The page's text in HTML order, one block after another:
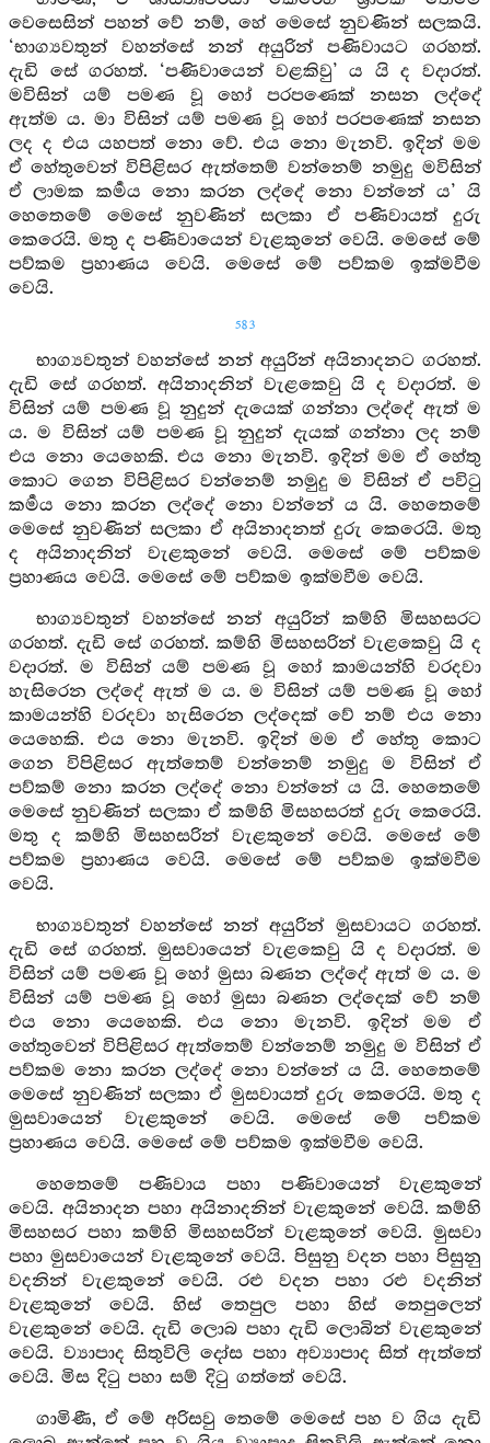
වෙසෙසින් පහන් වේ නම්, හේ මෙසේ නුවණින් සලකයි.
‘භාග්‍යවතුන් වහන්සේ නන් අයුරින් පණිවායට ගරහත්.
දැඩි සේ ගරහත්. ‘පණිවායෙන් වළකිවු’ ය යි ද වදාරත්.
මවිසින් යම් පමණ වූ හෝ පරපණෙක් නසන ලද්දේ
ඇත්ම ය. මා විසින් යම් පමණ වූ හෝ පරපණෙක් නසන
ලද ද එය යහපත් නො වේ. එය නො මැනවි. ඉදින් මම
ඒ හේතුවෙන් විපිළිසර ඇත්තෙම් වන්නෙම් නමුදු මවිසින්
ඒ ලාමක කර්‍මය නො කරන ලද්දේ නො වන්නේ ය’ යි
හෙතෙමේ මෙසේ නුවණින් සලකා ඒ පණිවායත් දුරු
කෙරෙයි. මතු ද පණිවායෙන් වැළකුනේ වෙයි. මෙසේ මේ
පව්කම ප්‍රහාණය වෙයි. මෙසේ මේ පව්කම ඉක්මවීම
වෙයි.
583
භාග්‍යවතුන් වහන්සේ නන් අයුරින් අයිනාදනට ගරහත්.
දැඩි සේ ගරහත්. අයිනාදනින් වැළකෙවු යි ද වදාරත්. ම
විසින් යම් පමණ වූ නුදුන් දැයෙක් ගන්නා ලද්දේ ඇත් ම
ය. ම විසින් යම් පමණ වූ නුදුන් දැයක් ගන්නා ලද නම්
එය නො යෙහෙකි. එය නො මැනවි. ඉදින් මම ඒ හේතු
කොට ගෙන විපිළිසර වන්නෙම් නමුදු ම විසින් ඒ පවිටු
කර්‍මය නො කරන ලද්දේ නො වන්නේ ය යි. හෙතෙමේ
මෙසේ නුවණින් සලකා ඒ අයිනාදනත් දුරු කෙරෙයි. මතු
ද අයිනාදනින් වැළකුනේ වෙයි. මෙසේ මේ පව්කම
ප්‍රහාණය වෙයි. මෙසේ මේ පව්කම ඉක්මවීම වෙයි.
භාග්‍යවතුන් වහන්සේ නන් අයුරින් කම්හි මිසහසරට
ගරහත්. දැඩි සේ ගරහත්. කම්හි මිසහසරින් වැළකෙවු යි ද
වදාරත්. ම විසින් යම් පමණ වූ හෝ කාමයන්හි වරදවා
හැසිරෙන ලද්දේ ඇත් ම ය. ම විසින් යම් පමණ වූ හෝ
කාමයන්හි වරදවා හැසිරෙන ලද්දෙක් වේ නම් එය නො
යෙහෙකි. එය නො මැනවි. ඉදින් මම ඒ හේතු කොට
ගෙන විපිළිසර ඇත්තෙම් වන්නෙම් නමුදු ම විසින් ඒ
පව්කම් නො කරන ලද්දේ නො වන්නේ ය යි. හෙතෙමේ
මෙසේ නුවණින් සලකා ඒ කම්හි මිසහසරත් දුරු කෙරෙයි.
මතු ද කම්හි මිසහසරින් වැළකුනේ වෙයි. මෙසේ මේ
පව්කම ප්‍රහාණය වෙයි. මෙසේ මේ පව්කම ඉක්මවීම
වෙයි.
භාග්‍යවතුන් වහන්සේ නන් අයුරින් මුසවායට ගරහත්.
දැඩි සේ ගරහත්. මුසවායෙන් වැළකෙවු යි ද වදාරත්. ම
විසින් යම් පමණ වූ හෝ මුසා බණන ලද්දේ ඇත් ම ය. ම
විසින් යම් පමණ වූ හෝ මුසා බණන ලද්දෙක් වේ නම්
එය නො යෙහෙකි. එය නො මැනවි. ඉදින් මම ඒ
හේතුවෙන් විපිළිසර ඇත්තෙම් වන්නෙම් නමුදු ම විසින් ඒ
පව්කම නො කරන ලද්දේ නො වන්නේ ය යි. හෙතෙමේ
මෙසේ නුවණින් සලකා ඒ මුසවායත් දුරු කෙරෙයි. මතු ද
මුසවායෙන් වැළකුනේ වෙයි. මෙසේ මේ පව්කම
ප්‍රහාණය වෙයි. මෙසේ මේ පව්කම ඉක්මවීම වෙයි.
හෙතෙමේ පණිවාය පහා පණිවායෙන් වැළකුනේ
වෙයි. අයිනාදන පහා අයිනාදනින් වැළකුනේ වෙයි. කම්හි
මිසහසර පහා කම්හි මිසහසරින් වැළකුනේ වෙයි. මුසවා
පහා මුසවායෙන් වැළකුනේ වෙයි. පිසුනු වදන පහා පිසුනු
වදනින් වැළකුනේ වෙයි. රළු වදන පහා රළු වදනින්
වැළකුනේ වෙයි. හිස් තෙපුල පහා හිස් තෙපුලෙන්
වැළකුනේ වෙයි. දැඩි ලොබ පහා දැඩි ලොබින් වැළකුනේ
වෙයි. ව්‍යාපාද සිතුවිලි දෝස පහා අව්‍යාපාද සිත් ඇත්තේ
වෙයි. මිස දිටු පහා සම් දිටු ගත්තේ වෙයි.
ගාමිණී, ඒ මේ අරිසවු තෙමේ මෙසේ පහ ව ගිය දැඩි